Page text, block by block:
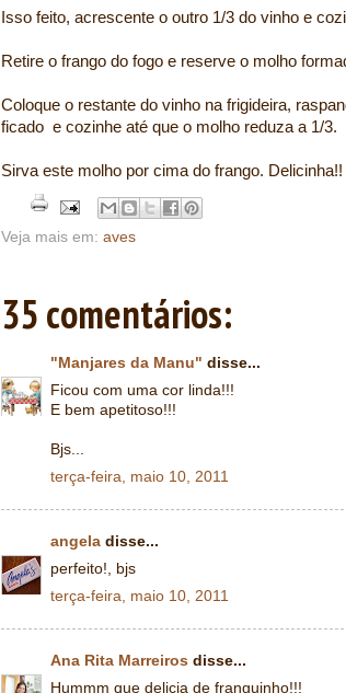
Isso feito, acrescente o outro 1/3 do vinho e
Retire o frango do fogo e reserve o molho
Coloque o restante do vinho na frigideira,
ficado e cozinhe até que o molho reduza a 1/3.
Sirva este molho por cima do frango. Delicinha!!
Veja mais em: aves
35 comentários:
"Manjares da Manu" disse...
Ficou com uma cor linda!!!
E bem apetitoso!!!
Bjs...
terça-feira, maio 10, 2011
angela disse...
perfeito!, bjs
terça-feira, maio 10, 2011
Ana Rita Marreiros disse...
Hummm que delicia de franguinho!!!